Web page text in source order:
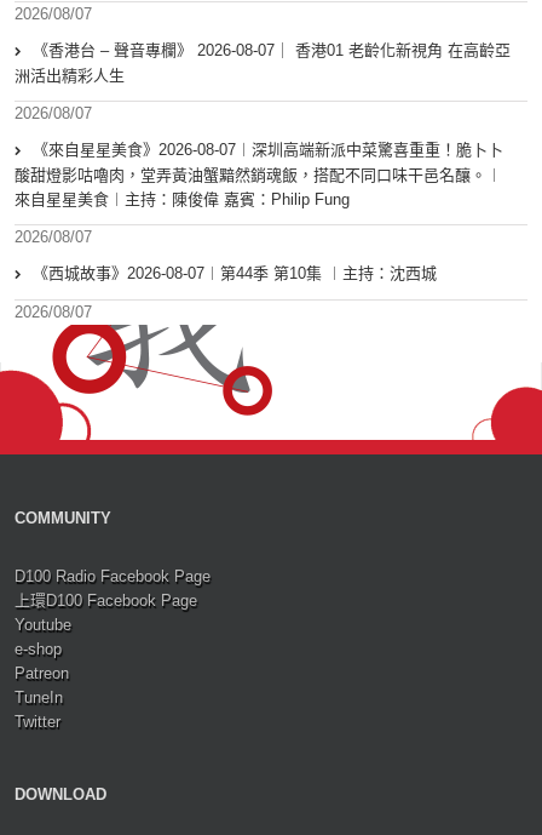
2026/08/07
《香港台 – 聲音專欄》 2026-08-07｜ 香港01 老齡化新視角 在高齡亞
洲活出精彩人生
2026/08/07
《來自星星美食》2026-08-07︱深圳高端新派中菜驚喜重重！脆卜卜
酸甜燈影咕嚕肉，堂弄黃油蟹黯然銷魂飯，搭配不同口味干邑名釀。︱
來自星星美食︱主持：陳俊偉 嘉賓：Philip Fung
2026/08/07
《西城故事》2026-08-07︱第44季 第10集 ︱主持：沈西城
2026/08/07
COMMUNITY
D100 Radio Facebook Page
上環D100 Facebook Page
Youtube
e-shop
Patreon
TuneIn
Twitter
DOWNLOAD